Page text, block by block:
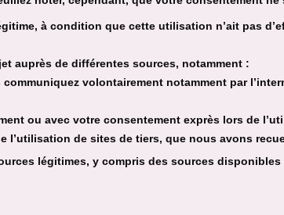
à condition que cette utilisation n’ait pas
auprès de différentes sources, notamment :
volontairement notamment par
ou avec votre consentement exprès lors de
de sites de tiers, que nous avons
légitimes, y compris des sources